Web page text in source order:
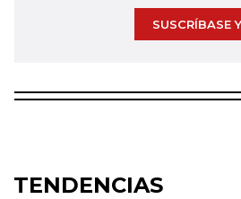
SUSCRÍBASE
TENDENCIAS